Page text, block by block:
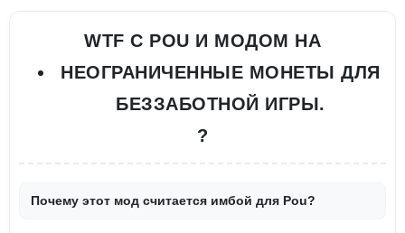
WTF С POU И МОДОМ НА
НЕОГРАНИЧЕННЫЕ МОНЕТЫ ДЛЯ
БЕЗЗАБОТНОЙ ИГРЫ.
?
Почему этот мод считается имбой для Pou?